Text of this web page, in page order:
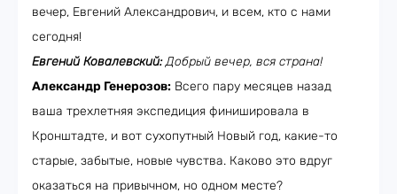
вечер, Евгений Александрович, и всем, кто с нами
сегодня!
Евгений Ковалевский:Добрый вечер, вся страна!
Александр Генерозов: Всего пару месяцев назад
ваша трехлетняя экспедиция финишировала в
Кронштадте, и вот сухопутный Новый год, какие-то
старые, забытые, новые чувства. Каково это вдруг
оказаться на привычном, но одном месте?